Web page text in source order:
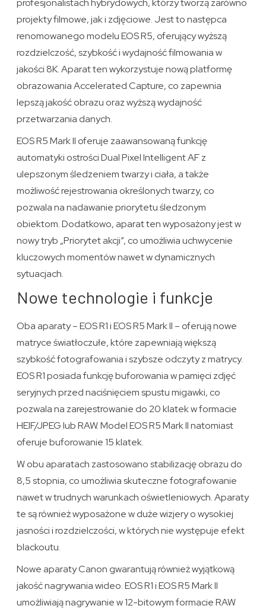
profesjonalistach hybrydowych, którzy tworzą zarówno
projekty filmowe, jak i zdjęciowe. Jest to następca
renomowanego modelu EOS R5, oferujący wyższą
rozdzielczość, szybkość i wydajność filmowania w
jakości 8K. Aparat ten wykorzystuje nową platformę
obrazowania Accelerated Capture, co zapewnia
lepszą jakość obrazu oraz wyższą wydajność
przetwarzania danych.
EOS R5 Mark II oferuje zaawansowaną funkcję
automatyki ostrości Dual Pixel Intelligent AF z
ulepszonym śledzeniem twarzy i ciała, a także
możliwość rejestrowania określonych twarzy, co
pozwala na nadawanie priorytetu śledzonym
obiektom. Dodatkowo, aparat ten wyposażony jest w
nowy tryb „Priorytet akcji”, co umożliwia uchwycenie
kluczowych momentów nawet w dynamicznych
sytuacjach.
Nowe technologie i funkcje
Oba aparaty – EOS R1 i EOS R5 Mark II – oferują nowe
matryce światłoczułe, które zapewniają większą
szybkość fotografowania i szybsze odczyty z matrycy.
EOS R1 posiada funkcję buforowania w pamięci zdjęć
seryjnych przed naciśnięciem spustu migawki, co
pozwala na zarejestrowanie do 20 klatek w formacie
HEIF/JPEG lub RAW. Model EOS R5 Mark II natomiast
oferuje buforowanie 15 klatek.
W obu aparatach zastosowano stabilizację obrazu do
8,5 stopnia, co umożliwia skuteczne fotografowanie
nawet w trudnych warunkach oświetleniowych. Aparaty
te są również wyposażone w duże wizjery o wysokiej
jasności i rozdzielczości, w których nie występuje efekt
blackoutu.
Nowe aparaty Canon gwarantują również wyjątkową
jakość nagrywania wideo. EOS R1 i EOS R5 Mark II
umożliwiają nagrywanie w 12-bitowym formacie RAW